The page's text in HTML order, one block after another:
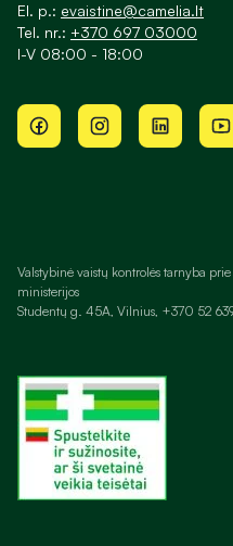
El. p.: evaistine@camelia.lt
Tel. nr.: +370 697 03000
I-V 08:00 - 18:00
Valstybinė vaistų kontrolės tarnyba
ministerijos
Studentų g. 45A, Vilnius, +370 52